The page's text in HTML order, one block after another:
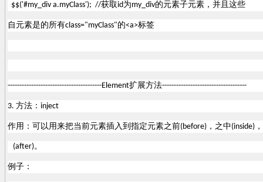
$$('#my_div a.myClass'); //获取 id为my_div的元素子元素，并且这些
自元素是的所有class="myClass"的<a>标签
----------------------------------------Element扩展方法------------------------------------
3. 方法： inject
作用：可以用来把当前元素插入到指定元素之前(before) ，之中(inside)
(after)。
例子：